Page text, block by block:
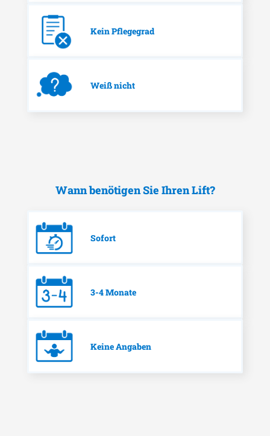
Kein Pflegegrad
Weiß nicht
Wann benötigen Sie Ihren Lift?
Sofort
3-4 Monate
Keine Angaben